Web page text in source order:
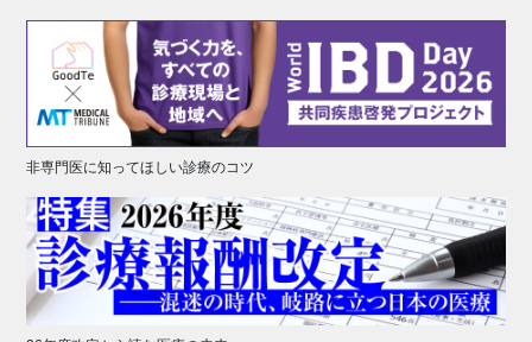
非専門医に知ってほしい診療のコツ